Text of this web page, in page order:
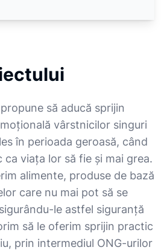
să aducă sprijin
vârstnicilor singuri
în perioada geroasă, când
viața lor să fie și mai grea.
alimente, produse de bază
care nu mai pot să se
le astfel siguranță
să le oferim sprijin practic
prin intermediul ONG-urilor